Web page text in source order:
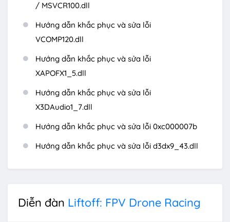
/ MSVCR100.dll
Hướng dẫn khắc phục và sửa lỗi
VCOMP120.dll
Hướng dẫn khắc phục và sửa lỗi
XAPOFX1_5.dll
Hướng dẫn khắc phục và sửa lỗi
X3DAudio1_7.dll
Hướng dẫn khắc phục và sửa lỗi 0xc000007b
Hướng dẫn khắc phục và sửa lỗi d3dx9_43.dll
Diễn đàn Liftoff: FPV Drone Racing